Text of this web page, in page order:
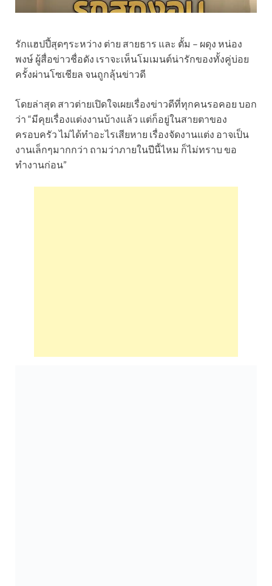
รักแฮปปี้สุดๆระหว่าง ต่าย สายธาร และ ตั้ม – ผดุง หน่อง
พงษ์ ผู้สื่อข่าวชื่อดัง เราจะเห็นโมเมนต์น่ารักของทั้งคู่บ่อย
ครั้งผ่านโซเชียล จนถูกลุ้นข่าวดี
โดยล่าสุด สาวต่ายเปิดใจเผยเรื่องข่าวดีที่ทุกคนรอคอย บอก
ว่า “มีคุยเรื่องแต่งงานบ้างแล้ว แต่ก็อยู่ในสายตาของ
ครอบครัว ไม่ได้ทำอะไรเสียหาย เรื่องจัดงานแต่ง อาจเป็น
งานเล็กๆมากกว่า ถามว่าภายในปีนี้ไหม ก็ไม่ทราบ ขอ
ทำงานก่อน”